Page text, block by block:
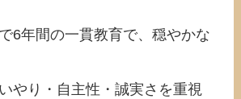
6年間の一貫教育で、穏やかな
やり・自主性・誠実さを重視